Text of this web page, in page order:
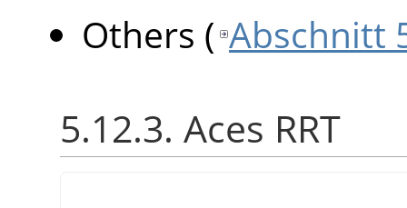
Others ( Abschnitt
5.12.3. Aces RRT